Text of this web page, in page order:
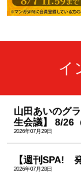
イ
山田あいのグ
生会議】 8/26
2026年07月29日
【週刊SPA!
2026年07月28日